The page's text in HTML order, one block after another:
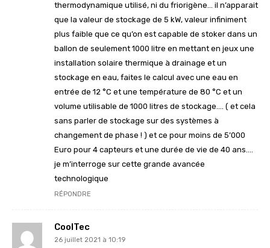
thermodynamique utilisé, ni du friorigène… il n’apparait
que la valeur de stockage de 5 kW, valeur infiniment
plus faible que ce qu’on est capable de stoker dans un
ballon de seulement 1000 litre en mettant en jeux une
installation solaire thermique à drainage et un
stockage en eau, faites le calcul avec une eau en
entrée de 12 °C et une température de 80 °C et un
volume utilisable de 1000 litres de stockage…. ( et cela
sans parler de stockage sur des systèmes à
changement de phase ! ) et ce pour moins de 5’000
Euro pour 4 capteurs et une durée de vie de 40 ans….
je m’interroge sur cette grande avancée
technologique
RÉPONDRE
CoolTec
26 juillet 2021 à 10:19